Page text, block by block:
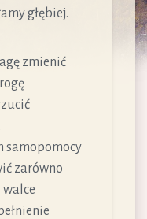
głębiej.
zmienić
samopomocy
zarówno